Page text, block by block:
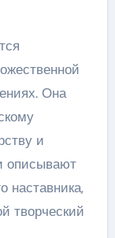
Она
и
описывают
наставника,
творческий